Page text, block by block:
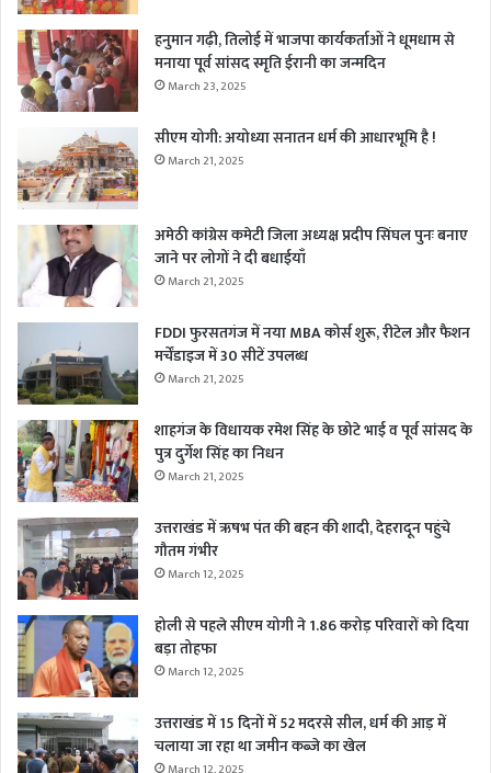
हनुमान गढ़ी, तिलोई में भाजपा कार्यकर्ताओं ने धूमधाम से
मनाया पूर्व सांसद स्मृति ईरानी का जन्मदिन
March 23, 2025
सीएम योगी: अयोध्या सनातन धर्म की आधारभूमि है !
March 21, 2025
अमेठी कांग्रेस कमेटी जिला अध्यक्ष प्रदीप सिंघल पुनः बनाए
जाने पर लोगों ने दी बधाईयाँ
March 21, 2025
FDDI फुरसतगंज में नया MBA कोर्स शुरू, रीटेल और फैशन
मर्चेंडाइज में 30 सीटें उपलब्ध
March 21, 2025
शाहगंज के विधायक रमेश सिंह के छोटे भाई व पूर्व सांसद के
पुत्र दुर्गेश सिंह का निधन
March 21, 2025
उत्तराखंड में ऋषभ पंत की बहन की शादी, देहरादून पहुंचे
गौतम गंभीर
March 12, 2025
होली से पहले सीएम योगी ने 1.86 करोड़ परिवारों को दिया
बड़ा तोहफा
March 12, 2025
उत्तराखंड में 15 दिनों में 52 मदरसे सील, धर्म की आड़ में
चलाया जा रहा था जमीन कब्जे का खेल